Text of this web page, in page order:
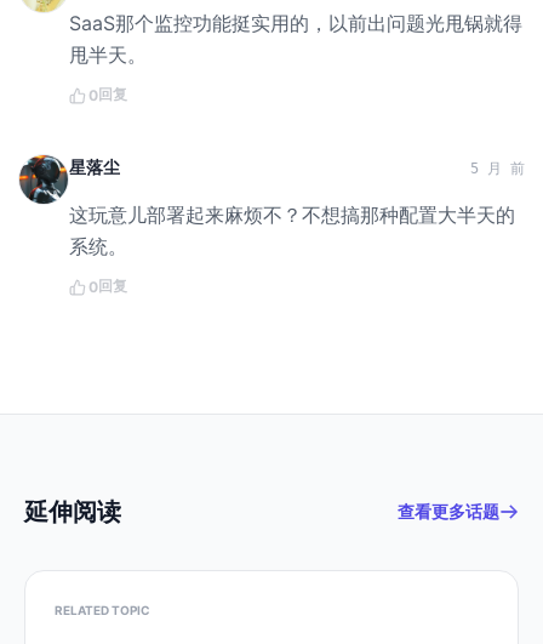
SaaS那个监控功能挺实用的，以前出问题光甩锅就得
甩半天。
0回复
星落尘 5 月 前
这玩意儿部署起来麻烦不？不想搞那种配置大半天的
系统。
0回复
延伸阅读 查看更多话题
RELATED TOPIC